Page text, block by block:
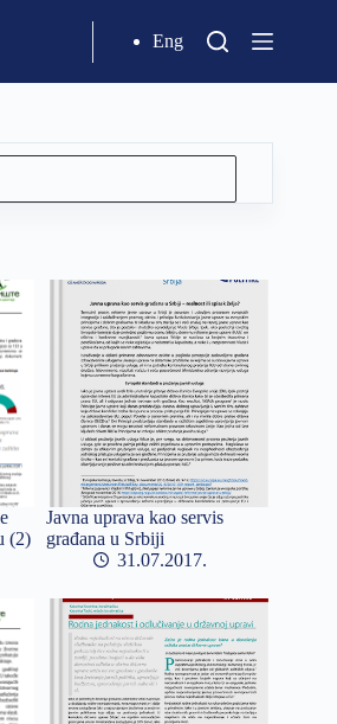
Eng
(2)
Javna uprava kao servis
građana u Srbiji
31.07.2017